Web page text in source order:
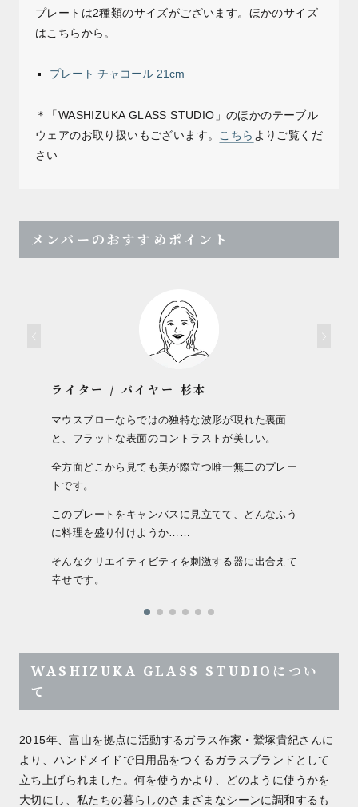
プレートは2種類のサイズがございます。ほかのサイズ
はこちらから。
プレート チャコール 21cm
＊「WASHIZUKA GLASS STUDIO」のほかのテーブル
ウェアのお取り扱いもございます。 こちら よりご覧くだ
さい
メンバーのおすすめポイント
ライター / バイヤー 杉本
マウスブローならではの独特な波形が現れた裏面
と、フラットな表面のコントラストが美しい。
全方面どこから見ても美が際立つ唯一無二のプレー
トです。
このプレートをキャンバスに見立てて、どんなふう
に料理を盛り付けようか……
そんなクリエイティビティを刺激する器に出合えて
幸せです。
WASHIZUKA GLASS STUDIOについ
て
2015年、富山を拠点に活動するガラス作家・鷲塚貴紀さんに
より、ハンドメイドで日用品をつくるガラスブランドとして
立ち上げられました。何を使うかより、どのように使うかを
大切にし、私たちの暮らしのさまざまなシーンに調和するも